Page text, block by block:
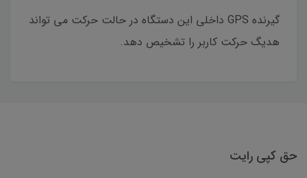
گیرنده GPS داخلی این دستگاه در حالت حرکت می تواند
هدیگ حرکت کاربر را تشخیص دهد.
حق کپی رایت